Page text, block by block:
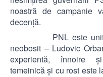
noastră de campanie
decenţă.
PNL este unit, o
neobosit – Ludovic
experientă, înnoire şi
temeinică şi cu rost este